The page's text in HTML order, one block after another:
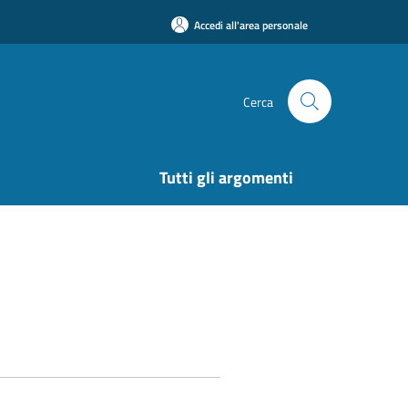
Accedi all'area personale
Cerca
Tutti gli argomenti